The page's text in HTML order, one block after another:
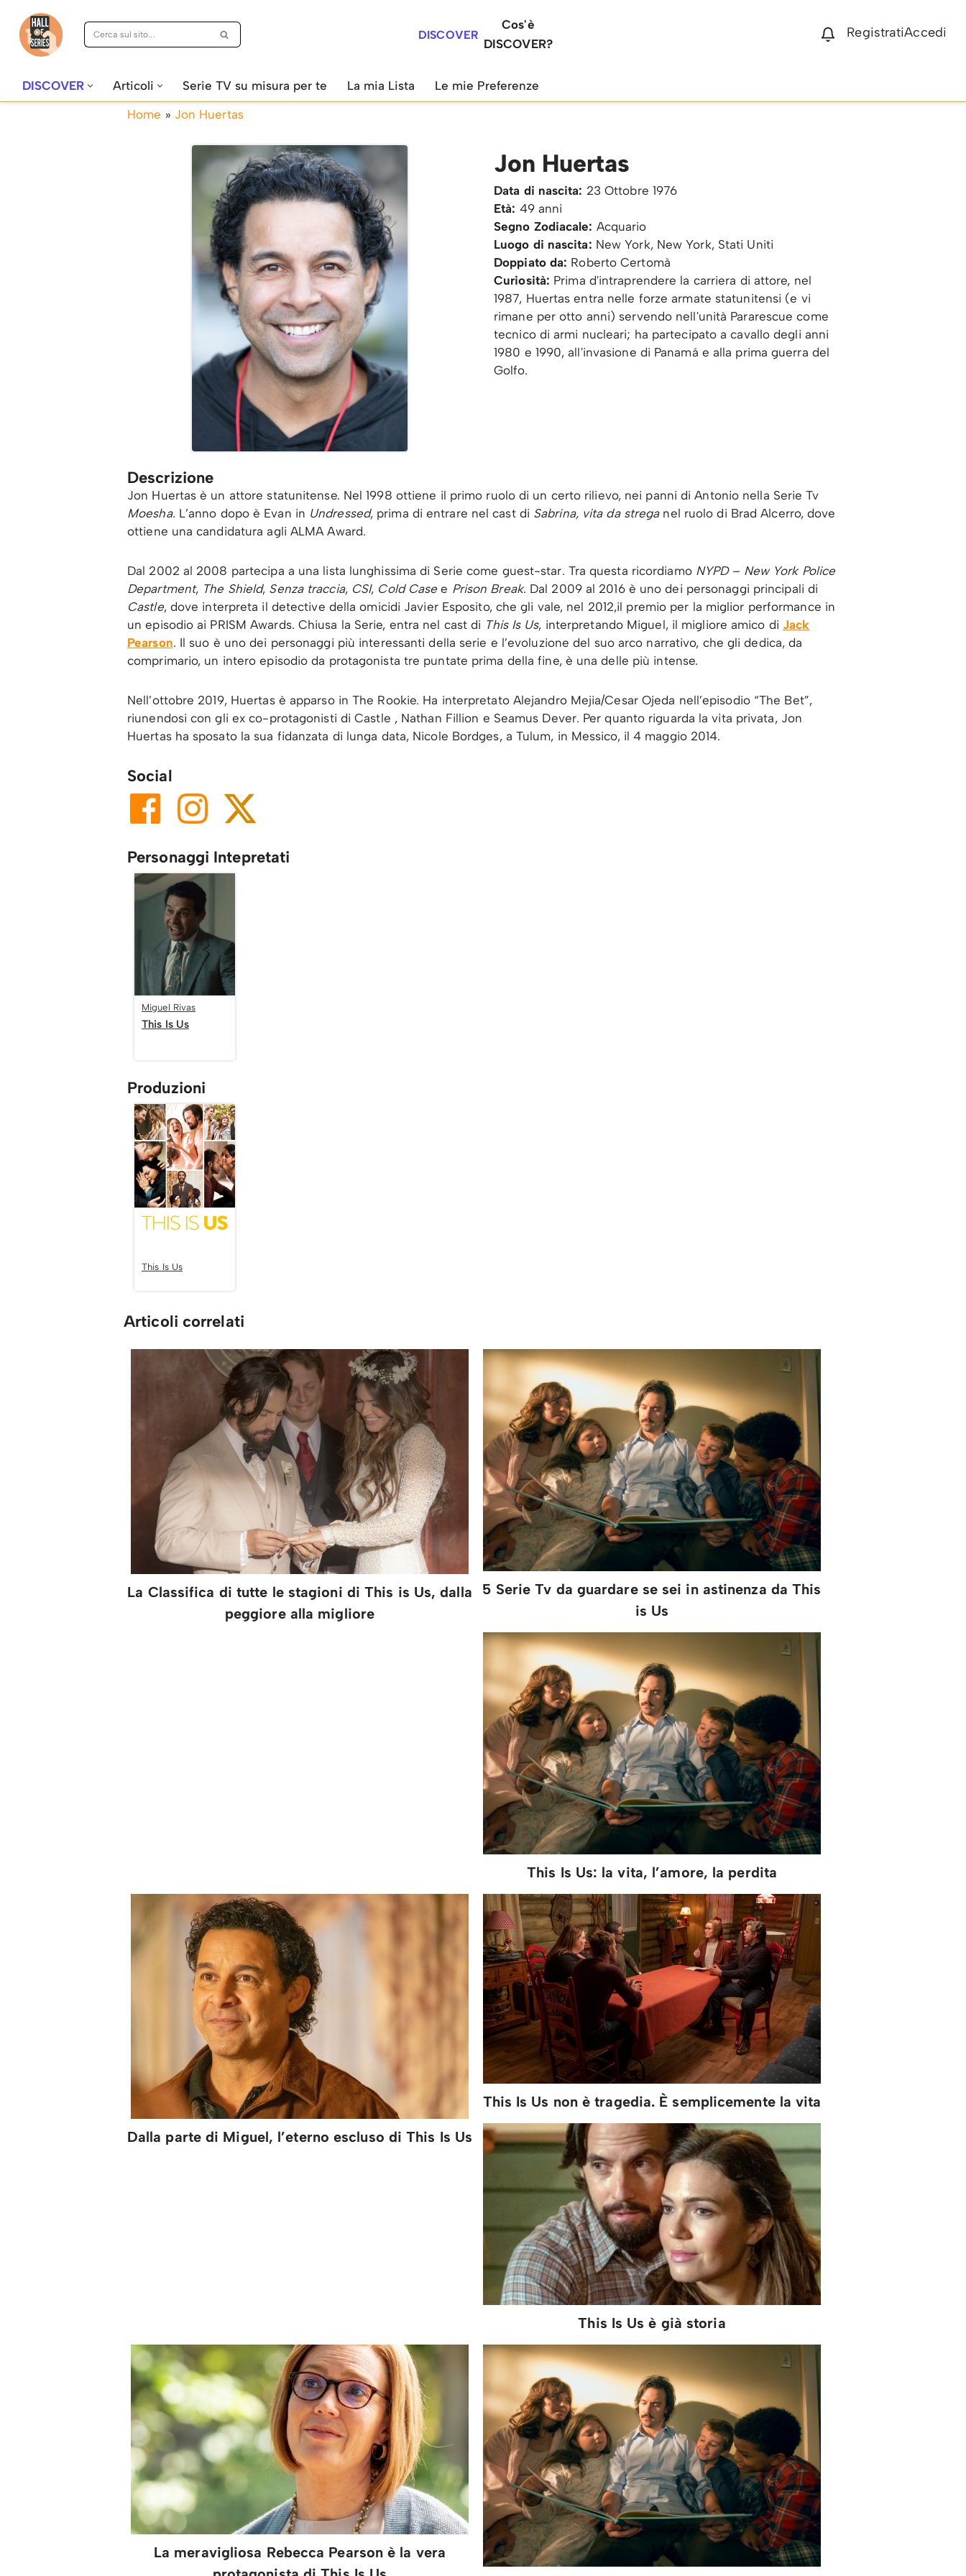
Vai
DISCOVER
Cos'è
DISCOVER?
RegistratiAccedi
DISCOVER Articoli Serie TV su misura per te La mia Lista
Le mie Preferenze
Home » Jon Huertas
Jon Huertas
Data di nascita: 23 Ottobre 1976
Età: 49 anni
Segno Zodiacale: Acquario
Luogo di nascita: New York, New York, Stati Uniti
Doppiato da: Roberto Certomà
Curiosità: Prima d'intraprendere la carriera di attore, nel
1987, Huertas entra nelle forze armate statunitensi (e vi
rimane per otto anni) servendo nell'unità Pararescue come
tecnico di armi nucleari; ha partecipato a cavallo degli anni
1980 e 1990, all'invasione di Panamá e alla prima guerra del
Golfo.
Descrizione
Jon Huertas è un attore statunitense. Nel 1998 ottiene il primo ruolo di un certo rilievo, nei panni di Antonio nella Serie Tv
Moesha. L’anno dopo è Evan in Undressed, prima di entrare nel cast di Sabrina, vita da streganel ruolo di Brad Alcerro, dove
ottiene una candidatura agli ALMA Award.
Dal 2002 al 2008 partecipa a una lista lunghissima di Serie come guest-star. Tra questa ricordiamo NYPD – New York Police
Department, The Shield, Senza traccia, CSI, Cold Case e Prison Break. Dal 2009 al 2016 è uno dei personaggi principali di
Castle, dove interpreta il detective della omicidi Javier Esposito, che gli vale, nel 2012,il premio per la miglior performance in
un episodio ai PRISM Awards. Chiusa la Serie, entra nel cast di This Is Us, interpretando Miguel, il migliore amico di Jack
Pearson. Il suo è uno dei personaggi più interessanti della serie e l’evoluzione del suo arco narrativo, che gli dedica, da
comprimario, un intero episodio da protagonista tre puntate prima della fine, è una delle più intense.
Nell’ottobre 2019, Huertas è apparso in The Rookie. Ha interpretato Alejandro Mejia/Cesar Ojeda nell’episodio “The Bet”,
riunendosi con gli ex co-protagonisti di Castle , Nathan Fillion e Seamus Dever. Per quanto riguarda la vita privata, Jon
Huertas ha sposato la sua fidanzata di lunga data, Nicole Bordges, a Tulum, in Messico, il 4 maggio 2014.
Social
Personaggi Intepretati
Miguel Rivas
This Is Us
Produzioni
This Is Us
Articoli correlati
La Classifica di tutte le stagioni di This is Us, dalla
peggiore alla migliore
5 Serie Tv da guardare se sei in astinenza da This
is Us
This Is Us: la vita, l’amore, la perdita
Dalla parte di Miguel, l’eterno escluso di This Is Us
This Is Us non è tragedia. È semplicemente la vita
This Is Us è già storia
La meravigliosa Rebecca Pearson è la vera